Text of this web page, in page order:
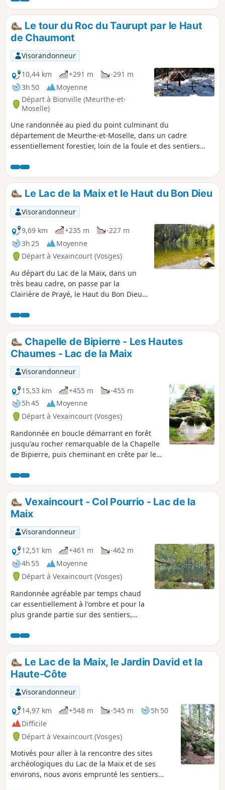
Le tour du Roc du Taurupt par le Haut
de Chaumont
Visorandonneur
10,44 km
+291 m
-291 m
3h 50
Moyenne
Départ à Bionville (Meurthe-et-
Moselle)
Une randonnée au pied du point culminant du
département de Meurthe-et-Moselle, dans un cadre
essentiellement forestier, loin de la foule et des sentiers
allemands de la première guerre mondiale.
Le Lac de la Maix et le Haut du Bon Dieu
Visorandonneur
9,69 km
+235 m
-227 m
3h 25
Moyenne
Départ à Vexaincourt (Vosges)
Au départ du Lac de la Maix, dans un
très beau cadre, on passe par la
Clairière de Prayé, le Haut du Bon Dieu
Colas Lorrain. On visite également deux
sites de roches à auges ou à cupules.
Une randonnée dans de beaux massifs
forestiers et avec d'agréables passages
en terrain dégagé.
Chapelle de Bipierre - Les Hautes
Chaumes - Lac de la Maix
Visorandonneur
15,53 km
+455 m
-455 m
5h 45
Moyenne
Départ à Vexaincourt (Vosges)
Randonnée en boucle démarrant en forêt
jusqu'au rocher remarquable de la Chapelle
de Bipierre, puis cheminant en crête par les
des vues sur le Donon. La randonnée se
termine par le paisible Lac de la Maix.
Vexaincourt - Col Pourrio - Lac de la
Maix
Visorandonneur
12,51 km
+461 m
-462 m
4h 55
Moyenne
Départ à Vexaincourt (Vosges)
Randonnée agréable par temps chaud
car essentiellement à l'ombre et pour la
plus grande partie sur des sentiers,
Le Lac de la Maix, le Jardin David et la
Haute-Côte
Visorandonneur
14,97 km
+548 m -545 m
5h 50
Difficile
Départ à Vexaincourt (Vosges)
Motivés pour aller à la rencontre des sites
archéologiques du Lac de la Maix et de ses
environs, nous avons emprunté les sentiers